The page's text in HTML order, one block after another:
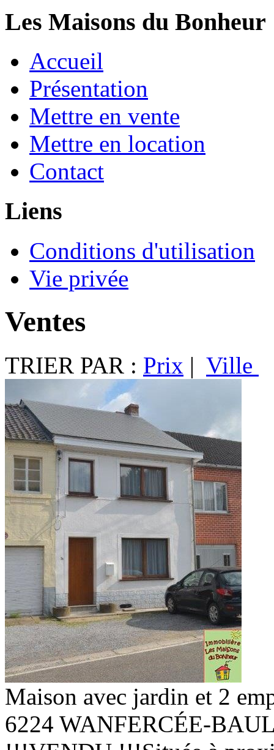
Les Maisons du Bonheur
Accueil
Présentation
Mettre en vente
Mettre en location
Contact
Liens
Conditions d'utilisation
Vie privée
Ventes
TRIER PAR : Prix | Ville
Maison avec jardin et 2
6224 WANFERCÉE-